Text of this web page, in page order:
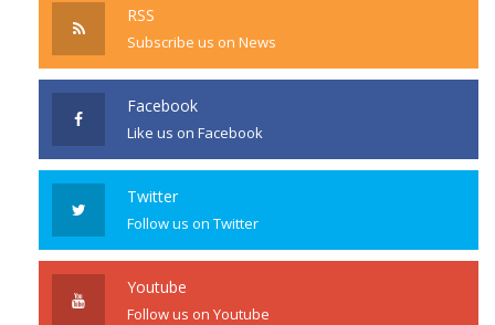
RSS
Subscribe us on News
Facebook
Like us on Facebook
Twitter
Follow us on Twitter
Youtube
Follow us on Youtube